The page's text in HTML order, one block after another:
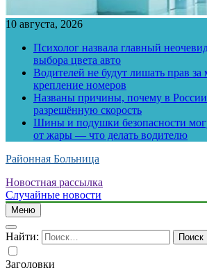
10 августа, 2026
Психолог назвала главный
выбора цвета авто
Водителей не будут лишать прав за
крепление номеров
Названы причины, почему в
разрешённую скорость
Шины и подушки безопасности
от жары — что делать водителю
Районная Больница
Новостная рассылка
Случайные новости
Меню
Найти:
Заголовки